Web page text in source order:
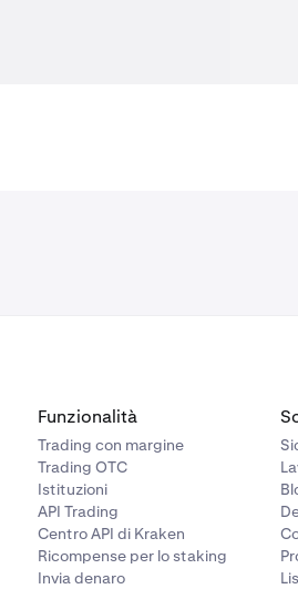
Funzionalità
Trading con margine
Trading OTC
Istituzioni
API Trading
Centro API di Kraken
Ricompense per lo staking
Invia denaro